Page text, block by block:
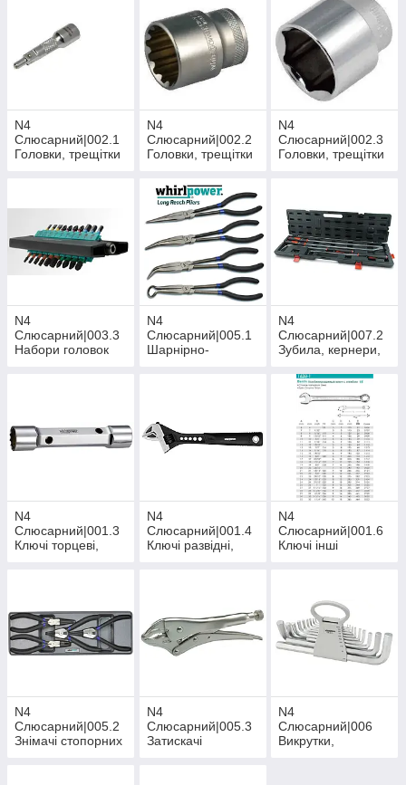
N4
Слюсарний|002.1
Головки, трещітки
N4
Слюсарний|002.2
Головки, трещітки
N4
Слюсарний|002.3
Головки, трещітки
N4
Слюсарний|003.3
Набори головок
N4
Слюсарний|005.1
Шарнірно-
N4
Слюсарний|007.2
Зубила, кернери,
N4
Слюсарний|001.3
Ключі торцеві,
N4
Слюсарний|001.4
Ключі развідні,
N4
Слюсарний|001.6
Ключі інші
N4
Слюсарний|005.2
Знімачі стопорних
N4
Слюсарний|005.3
Затискачі
N4
Слюсарний|006
Викрутки,